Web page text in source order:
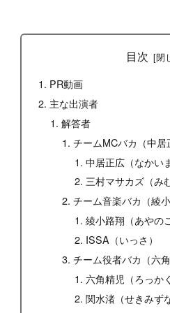
目次
PR動画
主な出演者
解答者
チームMCバカ（中居
中居正広（なかい
三村マサカズ（み
チーム音楽バカ（綾
綾小路翔（あやの
ISSA（いっさ）
チーム役者バカ（六
六角精児（ろっか
関水渚（せきみず